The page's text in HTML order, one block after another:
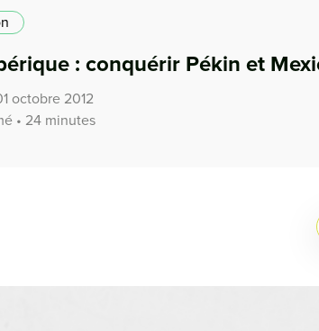
: conquérir Pékin et
octobre 2012
• 24 minutes